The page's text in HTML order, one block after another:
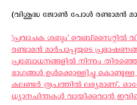
(വിശുദ്ധ ജോൺ പോള്‍ രണ്ടാമൻ
'പ്രവാചക ശബ്ദം'
രണ്ടാമന്‍ മാര്‍പാപ്പയുടെ
പ്രബോധനങ്ങളില്‍ നിന്നും
ഭാഗങ്ങള്‍ ഉള്‍ക്കൊള്ളിച്ചു
കലണ്ടര്‍ രൂപത്തില്‍ ലഭ്യമാണ്.
ധ്യാനചിന്തകള്‍ വായിക്കുവാന്‍